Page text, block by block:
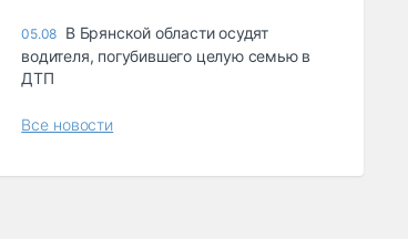
05.08 В Брянской области осудят
водителя, погубившего целую семью в
ДТП
Все новости